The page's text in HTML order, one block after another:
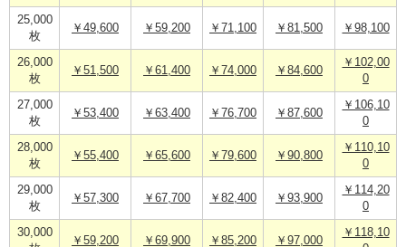
25,000
枚
￥49,600 ￥59,200 ￥71,100 ￥81,500 ￥98,100
26,000
枚
￥51,500 ￥61,400 ￥74,000 ￥84,600
￥102,00
0
27,000
枚
￥53,400 ￥63,400 ￥76,700 ￥87,600
￥106,10
0
28,000
枚
￥55,400 ￥65,600 ￥79,600 ￥90,800
￥110,10
0
29,000
枚
￥57,300 ￥67,700 ￥82,400 ￥93,900
￥114,20
0
30,000
￥59,200 ￥69,900 ￥85,200 ￥97,000
￥118,10